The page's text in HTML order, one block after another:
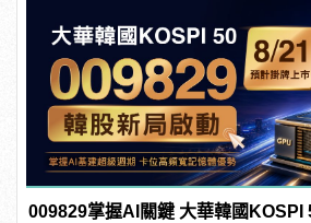
009829掌握AI關鍵 大華韓國KOSPI